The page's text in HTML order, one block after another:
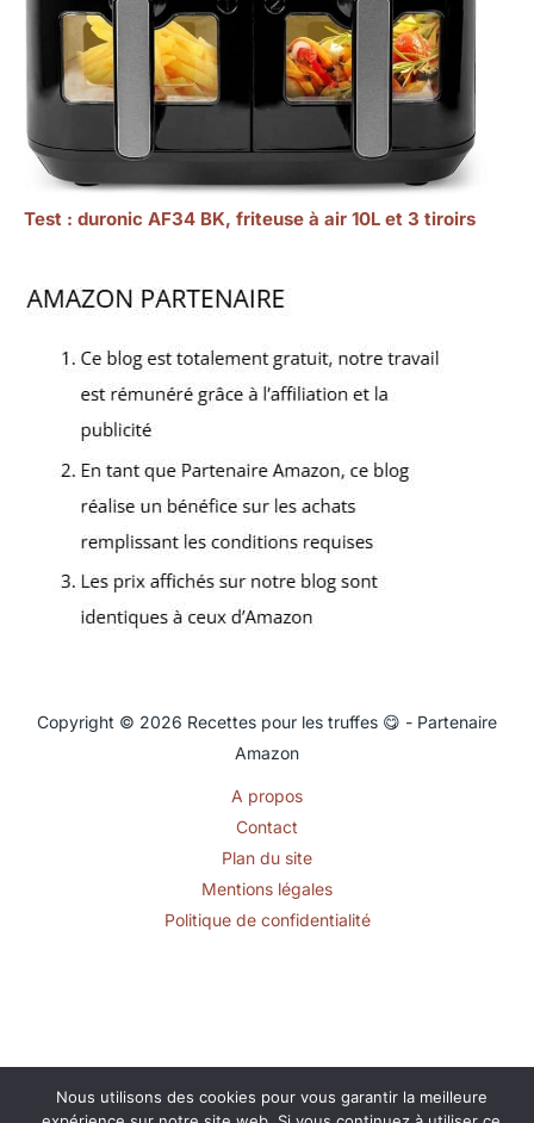
Test : duronic AF34 BK, friteuse à air 10L et 3 tiroirs
Copyright © 2026 Recettes pour les truffes 😋 - Partenaire
Amazon
A propos
Contact
Plan du site
Mentions légales
Politique de confidentialité
Nous utilisons des cookies pour vous garantir la meilleure